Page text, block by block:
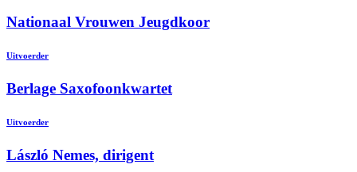
Nationaal Vrouwen Jeugdkoor
Uitvoerder
Berlage Saxofoonkwartet
Uitvoerder
László Nemes, dirigent